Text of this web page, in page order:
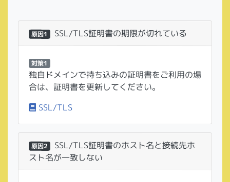
原因1 SSL/TLS証明書の期限が切れている
対策1
独自ドメインで持ち込みの証明書をご利用の場
合は、証明書を更新してください。
SSL/TLS
原因2 SSL/TLS証明書のホスト名と接続先ホ
スト名が一致しない